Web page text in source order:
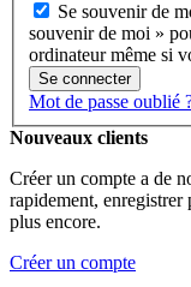
Se souvenir de
souvenir de moi »
ordinateur même si
Se connecter
Mot de passe oublié
Nouveaux clients
Créer un compte a de
rapidement, enregistrer
plus encore.
Créer un compte